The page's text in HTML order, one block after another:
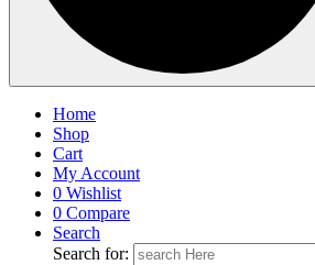
Home
Shop
Cart
My Account
0 Wishlist
0 Compare
Search
Search for: